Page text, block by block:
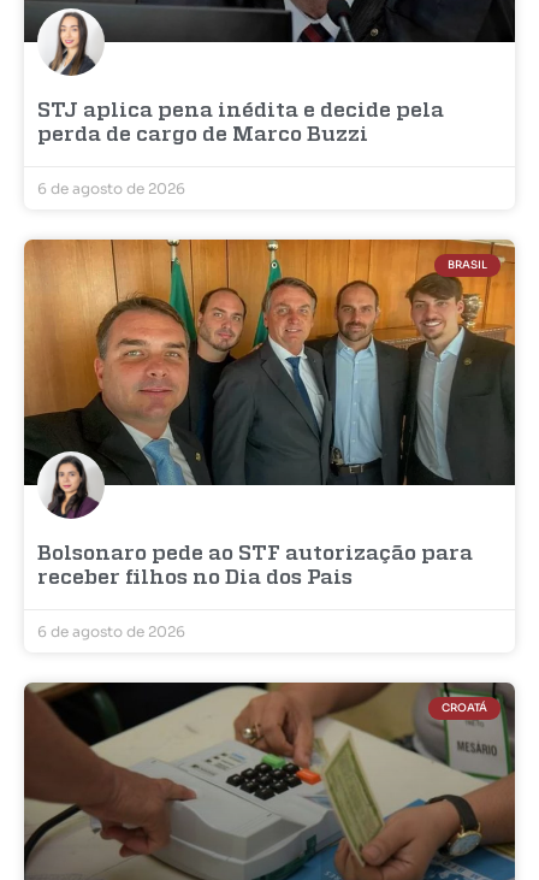
STJ aplica pena inédita e decide pela
perda de cargo de Marco Buzzi
6 de agosto de 2026
BRASIL
Bolsonaro pede ao STF autorização para
receber filhos no Dia dos Pais
6 de agosto de 2026
CROATÁ